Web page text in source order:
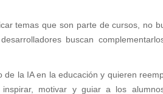
temas que son parte de cursos, no
buscan
de la IA en la educación y quieren
inspirar, motivar y guiar a los